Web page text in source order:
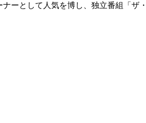
ーとして人気を博し、独立番組「ザ